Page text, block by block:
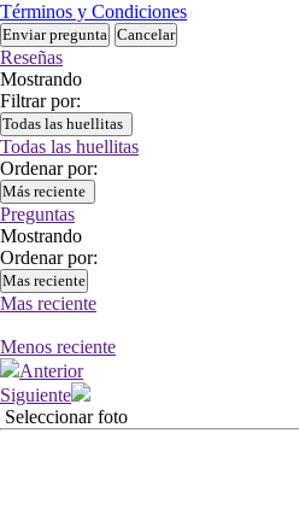
Términos y Condiciones
Enviar pregunta Cancelar
Reseñas
Mostrando
Filtrar por:
Todas las huellitas
Todas las huellitas
Ordenar por:
Más reciente
Preguntas
Mostrando
Ordenar por:
Mas reciente
Mas reciente
Menos reciente
Anterior
Siguiente
Seleccionar foto